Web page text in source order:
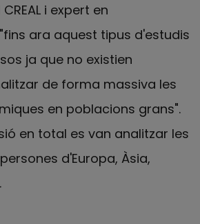
i expert en
ara aquest tipus d'estudis
ja que no existien
de forma massiva les
en poblacions grans".
en total es van analitzar les
d'Europa, Àsia,